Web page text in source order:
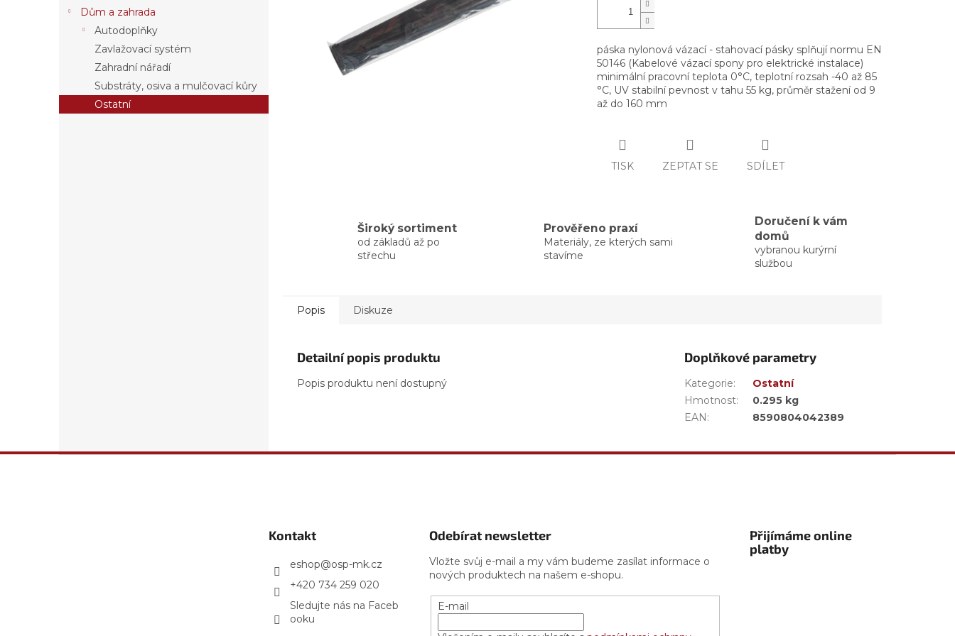
Dům a zahrada
Autodoplňky
Zavlažovací systém
Zahradní nářadí
Substráty, osiva a mulčovací kůry
Ostatní
páska nylonová vázací - stahovací pásky splňují normu EN
50146 (Kabelové vázací spony pro elektrické instalace)
minimální pracovní teplota 0°C, teplotní rozsah -40 až 85
°C, UV stabilní pevnost v tahu 55 kg, průměr stažení od 9
až do 160 mm
TISK ZEPTAT SE SDÍLET
Široký sortiment
od základů až po
střechu
Prověřeno praxí
Materiály, ze kterých sami
stavíme
Doručení k vám
domů
vybranou kurýrní
službou
Popis Diskuze
Detailní popis produktu
Popis produktu není dostupný
Doplňkové parametry
Kategorie:
Ostatní
Hmotnost:
0.295 kg
EAN: 8590804042389
Kontakt
eshop@osp-mk.cz
+420 734 259 020
Sledujte nás na Faceb
ooku
Odebírat newsletter
Vložte svůj e-mail a my vám budeme zasílat informace o
nových produktech na našem e-shopu.
E-mail
Přijímáme online
platby